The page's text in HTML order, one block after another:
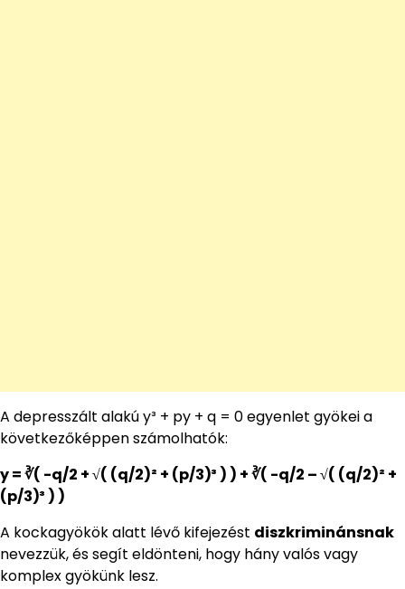
A depresszált alakú y³ + py + q = 0 egyenlet gyökei a
következőképpen számolhatók:
y = ∛( -q/2 + √( (q/2)² + (p/3)³ ) ) + ∛( -q/2 – √( (q/2)² +
(p/3)³ ) )
A kockagyökök alatt lévő kifejezést diszkriminánsnak
nevezzük, és segít eldönteni, hogy hány valós vagy
komplex gyökünk lesz.